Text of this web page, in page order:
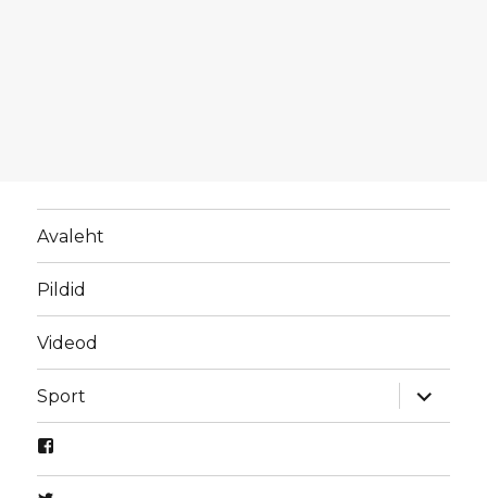
Avaleht
Pildid
Videod
Sport
laienda